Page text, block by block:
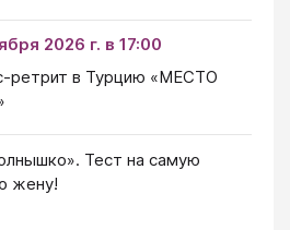
2026 г. в 17:00
ретрит в Турцию «МЕСТО
Тест на самую
жену!